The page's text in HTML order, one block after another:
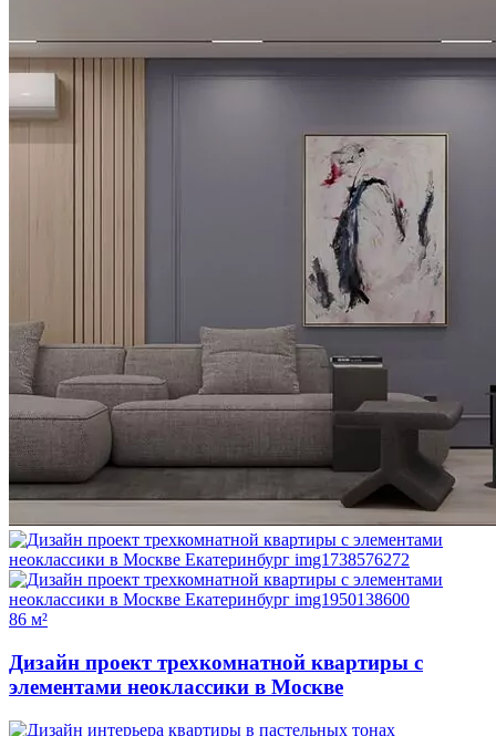
86 м²
Дизайн проект трехкомнатной квартиры с
элементами неоклассики в Москве